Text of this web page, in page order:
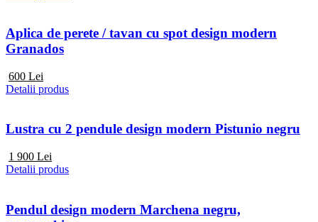
Aplica de perete / tavan cu spot design modern
Granados
600 Lei
Detalii produs
Lustra cu 2 pendule design modern Pistunio negru
1 900 Lei
Detalii produs
Pendul design modern Marchena negru,